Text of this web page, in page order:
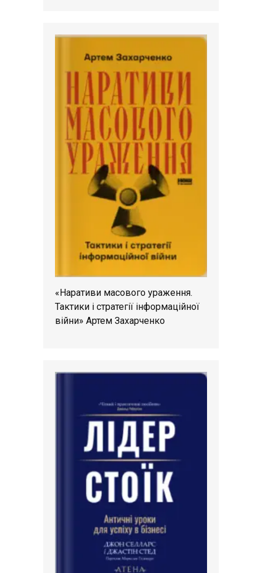
«Наративи масового ураження.
Тактики і стратегії інформаційної
війни» Артем Захарченко